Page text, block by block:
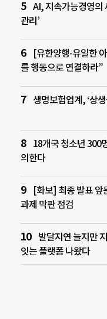
AI, 지속가능경영의
관리’
[유한양행-유일한
를 행동으로 연결하라”
생명보험업계, ‘상
18개국 청소년 300
의한다
[화보] 최종 발표 앞
과제 막판 점검
발달지연 늘지만
잇는 플랫폼 나왔다